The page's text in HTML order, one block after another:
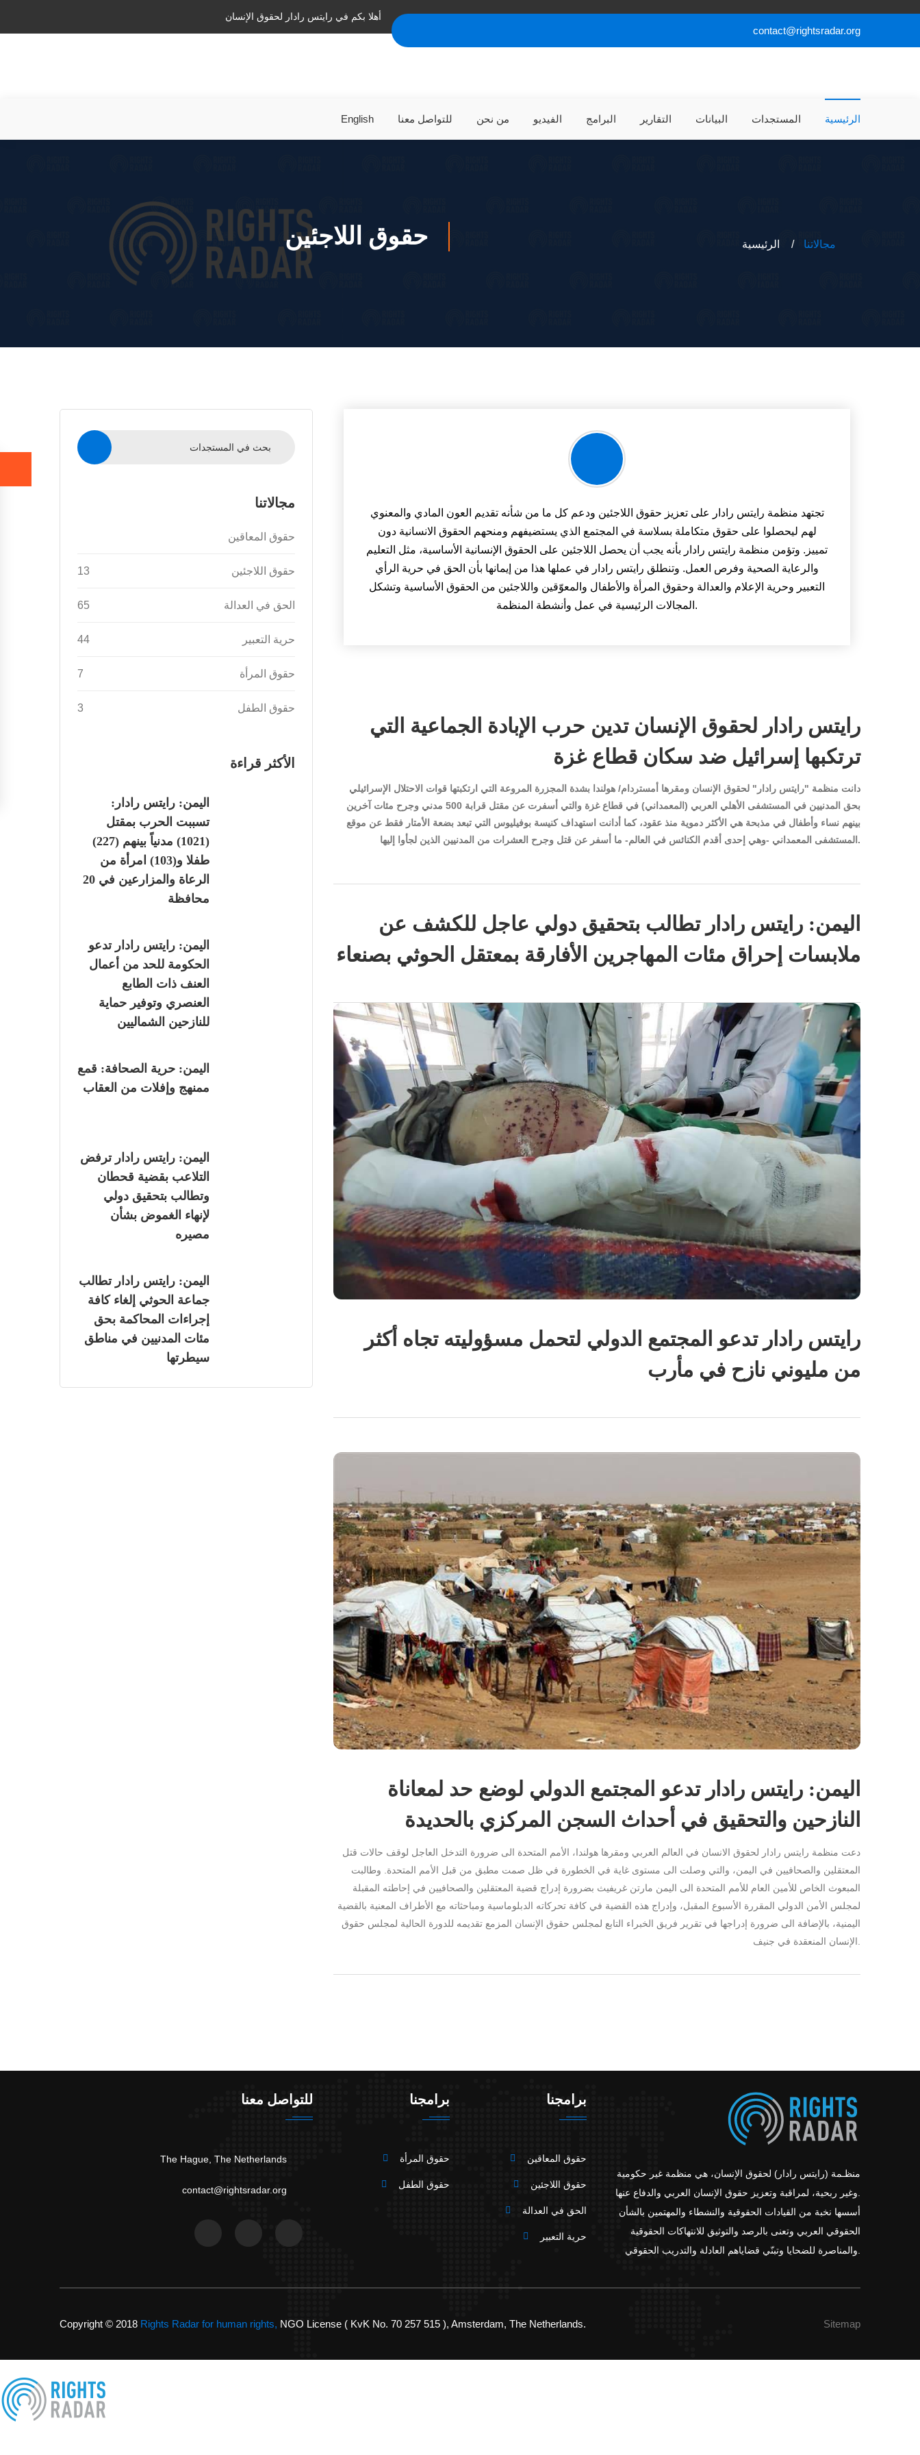
أهلا بكم في رايتس رادار لحقوق الإنسان
contact@rightsradar.org
English للتواصل معنا من نحن الفيديو البرامج التقارير البيانات المستجدات الرئيسية
حقوق اللاجئين الرئيسية مجالاتنا
مجالاتنا
حقوق المعاقين
حقوق اللاجئين 13
الحق في العدالة 65
حرية التعبير 44
حقوق المرأة 7
حقوق الطفل 3
الأكثر قراءة
اليمن: رايتس رادار:
تسببت الحرب بمقتل
(1021) مدنياً بينهم (227)
طفلا و(103) امرأة من
الرعاة والمزارعين في 20
محافظة
اليمن: رايتس رادار تدعو
الحكومة للحد من أعمال
العنف ذات الطابع
العنصري وتوفير حماية
للنازحين الشماليين
اليمن: حرية الصحافة: قمع
ممنهج وإفلات من العقاب
اليمن: رايتس رادار ترفض
التلاعب بقضية قحطان
وتطالب بتحقيق دولي
لإنهاء الغموض بشأن
مصيره
اليمن: رايتس رادار تطالب
جماعة الحوثي إلغاء كافة
إجراءات المحاكمة بحق
مئات المدنيين في مناطق
سيطرتها
تجتهد منظمة رايتس رادار على تعزيز حقوق اللاجئين ودعم كل ما من شأنه تقديم العون المادي والمعنوي
لهم ليحصلوا على حقوق متكاملة بسلاسة في المجتمع الذي يستضيفهم ومنحهم الحقوق الانسانية دون
تمييز. وتؤمن منظمة رايتس رادار بأنه يجب أن يحصل اللاجئين على الحقوق الإنسانية الأساسية، مثل التعليم
والرعاية الصحية وفرص العمل. وتنطلق رايتس رادار في عملها هذا من إيمانها بأن الحق في حرية الرأي
التعبير وحرية الإعلام والعدالة وحقوق المرأة والأطفال والمعوّقين واللاجئين من الحقوق الأساسية وتشكل
المجالات الرئيسية في عمل وأنشطة المنظمة.
رايتس رادار لحقوق الإنسان تدين حرب الإبادة الجماعية التي
ترتكبها إسرائيل ضد سكان قطاع غزة
دانت منظمة "رايتس رادار" لحقوق الإنسان ومقرها أمستردام/ هولندا بشدة المجزرة المروعة التي ارتكبتها قوات الاحتلال الإسرائيلي
بحق المدنيين في المستشفى الأهلي العربي (المعمداني) في قطاع غزة والتي أسفرت عن مقتل قرابة 500 مدني وجرح مئات آخرين
بينهم نساء وأطفال في مذبحة هي الأكثر دموية منذ عقود، كما أدانت استهداف كنيسة بوفيليوس التي تبعد بضعة الأمتار فقط عن موقع
المستشفى المعمداني -وهي إحدى أقدم الكنائس في العالم- ما أسفر عن قتل وجرح العشرات من المدنيين الذين لجأوا إليها.
اليمن: رايتس رادار تطالب بتحقيق دولي عاجل للكشف عن
ملابسات إحراق مئات المهاجرين الأفارقة بمعتقل الحوثي بصنعاء
رايتس رادار تدعو المجتمع الدولي لتحمل مسؤوليته تجاه أكثر
من مليوني نازح في مأرب
اليمن: رايتس رادار تدعو المجتمع الدولي لوضع حد لمعاناة
النازحين والتحقيق في أحداث السجن المركزي بالحديدة
دعت منظمة رايتس رادار لحقوق الانسان في العالم العربي ومقرها هولندا، الأمم المتحدة الى ضرورة التدخل العاجل لوقف حالات قتل
المعتقلين والصحافيين في اليمن، والتي وصلت الى مستوى غاية في الخطورة في ظل صمت مطبق من قبل الأمم المتحدة. وطالبت
المبعوث الخاص للأمين العام للأمم المتحدة الى اليمن مارتن غريفيث بضرورة إدراج قضية المعتقلين والصحافيين في إحاطته المقبلة
لمجلس الأمن الدولي المقررة الأسبوع المقبل، وإدراج هذه القضية في كافة تحركاته الدبلوماسية ومباحثاته مع الأطراف المعنية بالقضية
اليمنية، بالإضافة الى ضرورة إدراجها في تقرير فريق الخبراء التابع لمجلس حقوق الإنسان المزمع تقديمه للدورة الحالية لمجلس حقوق
للتواصل معنا
The Hague, The Netherlands
contact@rightsradar.org
برامجنا
حقوق المرأة
حقوق الطفل
برامجنا
حقوق المعاقين
حقوق اللاجئين
الحق في العدالة
حرية التعبير
منظـمة (رايتس رادار) لحقوق الإنسان، هي منظمة غير حكومية
أسسها نخبة من القيادات الحقوقية والنشطاء والمهتمين بالشأن
الحقوقي العربي وتعنى بالرصد والتوثيق للانتهاكات الحقوقية
Copyright © 2018 Rights Radar for human rights, NGO License ( KvK No. 70 257 515 ), Amsterdam, The Netherlands. Sitemap